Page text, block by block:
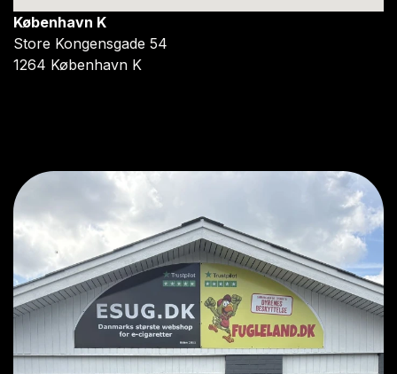
København K
Store Kongensgade 54
1264 København K